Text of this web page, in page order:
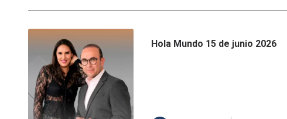
Hola Mundo 15 de junio 2026